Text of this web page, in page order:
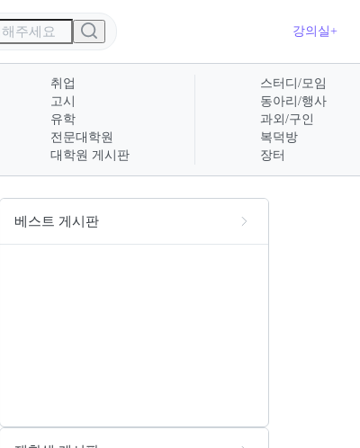
강의실+
취업
고시
유학
전문대학원
대학원 게시판
스터디/모임
동아리/행사
과외/구인
복덕방
장터
베스트 게시판